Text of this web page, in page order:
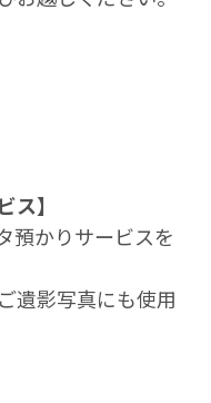
ス】
預かりサービスを
遺影写真にも使用